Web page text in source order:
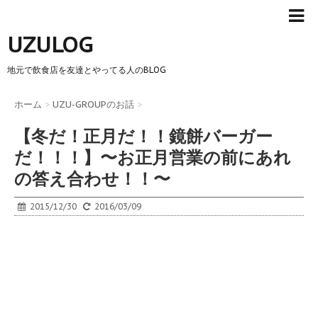
UZULOG
地元で飲食店を友達とやってる人のBLOG
ホーム > UZU-GROUPのお話 >
【冬だ！正月だ！！鏡餅バーガー
だ！！！】〜お正月営業の前にあれ
の答え合わせ！！〜
2015/12/30 2016/03/09